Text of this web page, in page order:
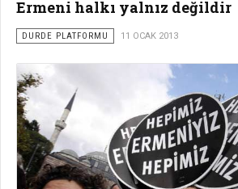
Ermeni halkı yalnız değildir
DURDE PLATFORMU 11 OCAK 2013